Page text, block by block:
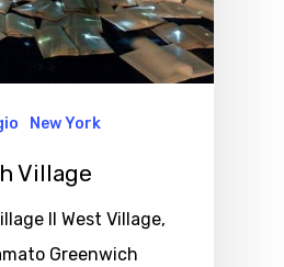
New York
Village
Il West Village,
Greenwich